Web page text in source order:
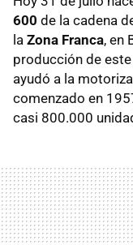
600 de la cadena
la Zona Franca, en
producción de
ayudó a la
comenzado en
casi 800.000